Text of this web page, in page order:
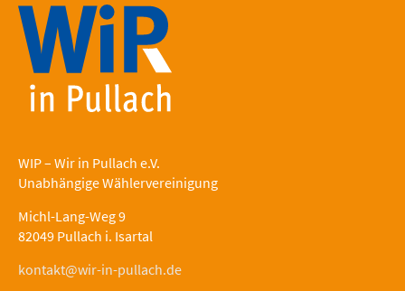
WIP – Wir in Pullach e.V.
Unabhängige Wählervereinigung
Michl-Lang-Weg 9
82049 Pullach i. Isartal
kontakt@wir-in-pullach.de